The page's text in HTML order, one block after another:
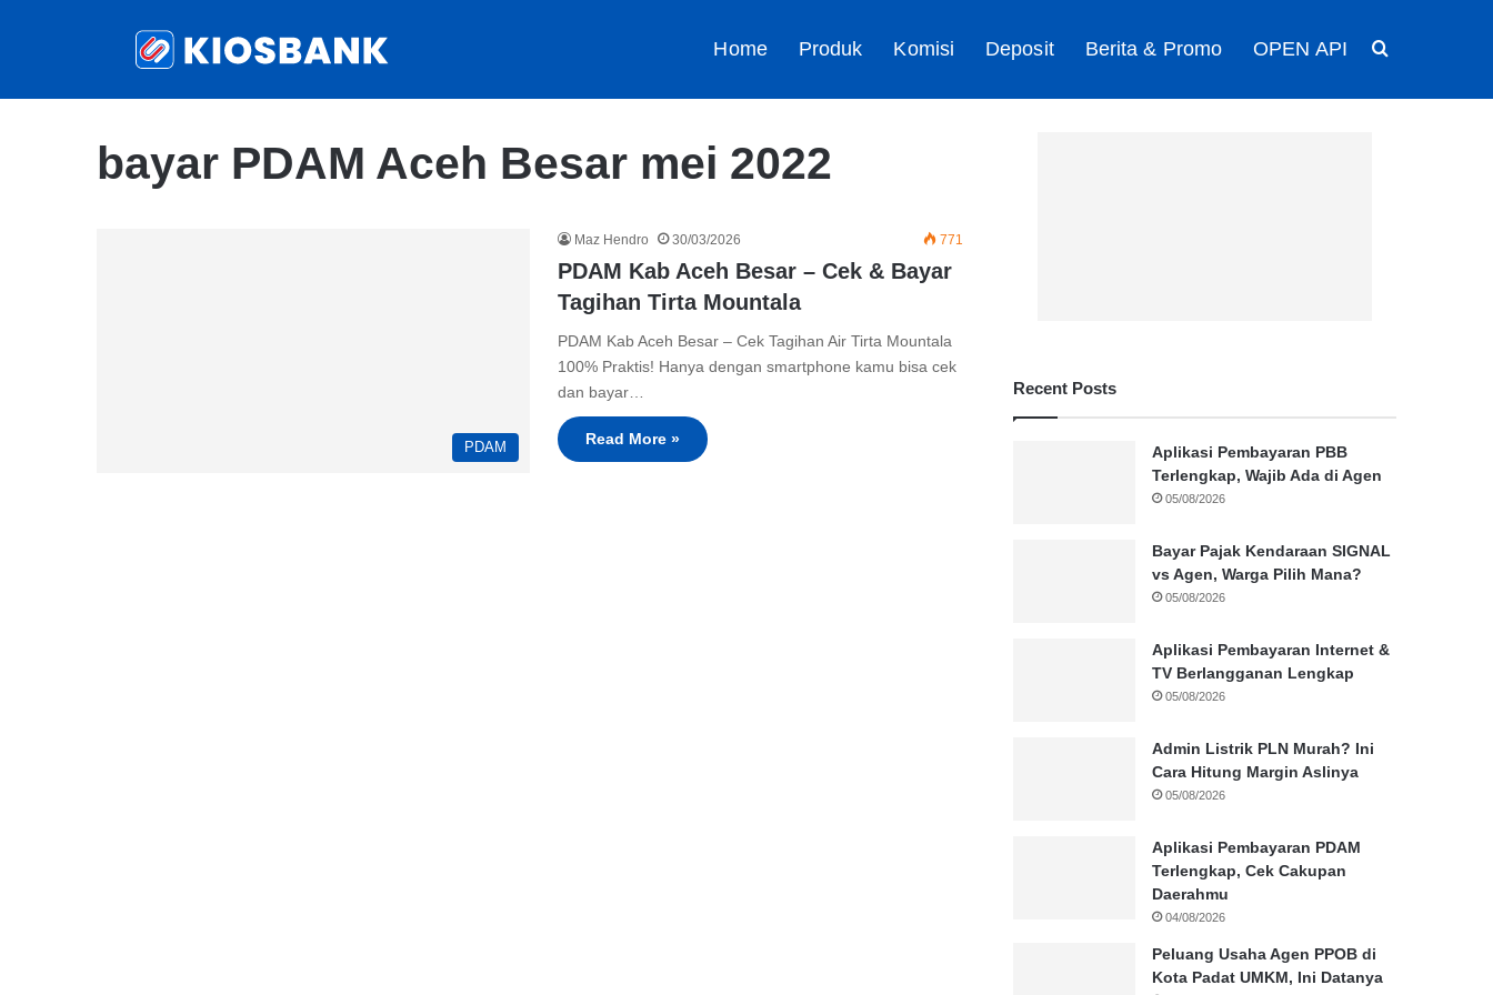
Home Produk Komisi Deposit Berita & Promo OPEN API
bayar PDAM Aceh Besar mei 2022
PDAM
Maz Hendro 30/03/2026 771
PDAM Kab Aceh Besar – Cek & Bayar
Tagihan Tirta Mountala
PDAM Kab Aceh Besar – Cek Tagihan Air Tirta Mountala
100% Praktis! Hanya dengan smartphone kamu bisa cek
dan bayar…
Read More »
Recent Posts
Aplikasi Pembayaran PBB
Terlengkap, Wajib Ada di Agen
05/08/2026
Bayar Pajak Kendaraan SIGNAL
vs Agen, Warga Pilih Mana?
05/08/2026
Aplikasi Pembayaran Internet &
TV Berlangganan Lengkap
05/08/2026
Admin Listrik PLN Murah? Ini
Cara Hitung Margin Aslinya
05/08/2026
Aplikasi Pembayaran PDAM
Terlengkap, Cek Cakupan
Daerahmu
04/08/2026
Peluang Usaha Agen PPOB di
Kota Padat UMKM, Ini Datanya